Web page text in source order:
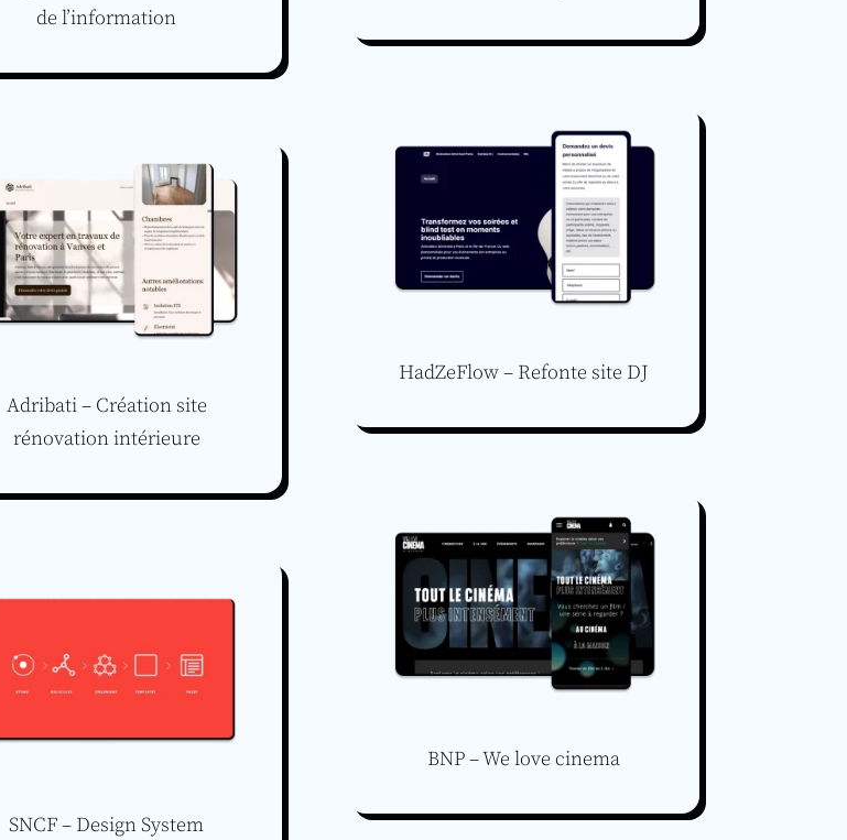
de l’information
Adribati – Création site
rénovation intérieure
SNCF – Design System
HadZeFlow – Refonte site DJ
BNP – We love cinema